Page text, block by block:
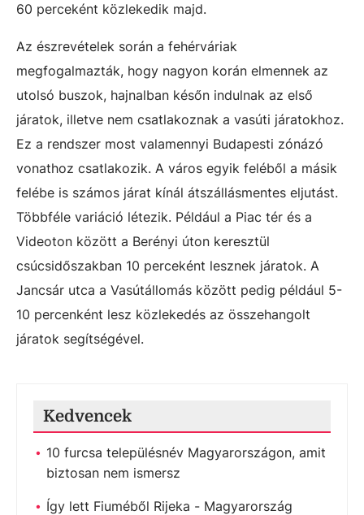
60 perceként közlekedik majd.
Az észrevételek során a fehérváriak
megfogalmazták, hogy nagyon korán elmennek az
utolsó buszok, hajnalban későn indulnak az első
járatok, illetve nem csatlakoznak a vasúti járatokhoz.
Ez a rendszer most valamennyi Budapesti zónázó
vonathoz csatlakozik. A város egyik feléből a másik
felébe is számos járat kínál átszállásmentes eljutást.
Többféle variáció létezik. Például a Piac tér és a
Videoton között a Berényi úton keresztül
csúcsidőszakban 10 perceként lesznek járatok. A
Jancsár utca a Vasútállomás között pedig például 5-
10 percenként lesz közlekedés az összehangolt
járatok segítségével.
Kedvencek
10 furcsa településnév Magyarországon, amit
biztosan nem ismersz
Így lett Fiuméből Rijeka - Magyarország